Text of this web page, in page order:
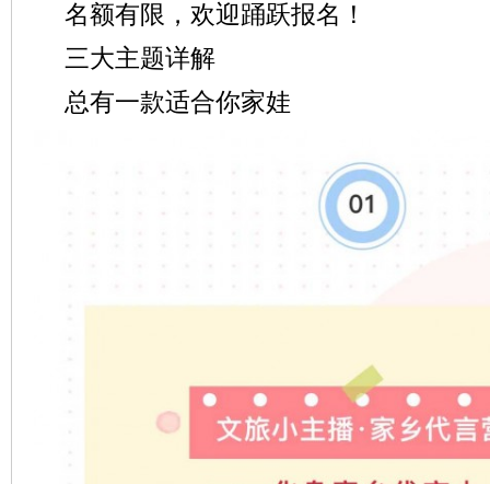
名额有限，欢迎踊跃报名！
三大主题详解
总有一款适合你家娃